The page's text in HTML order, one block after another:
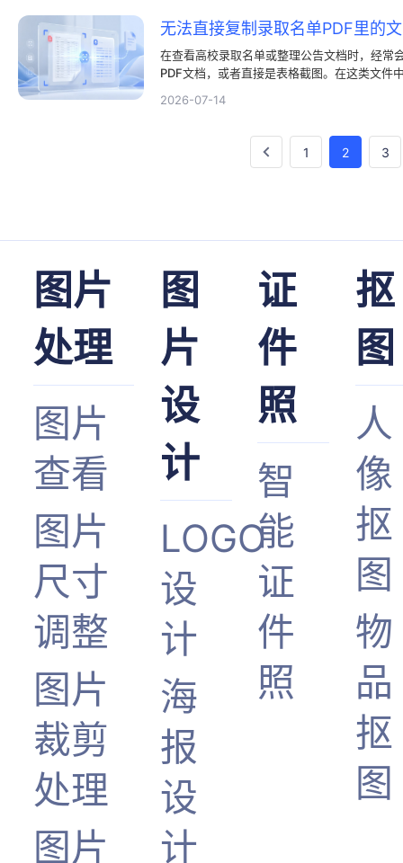
在查看高校录取名单或整理公告文档时，经常
PDF文档，或者直接是表格截图。在这类文件
2026-07-14
1 2 3
图片
处理
图片
查看
图片
尺寸
调整
图片
裁剪
处理
图片
图
片
设
计
LOGO
设
计
海
报
设
计
证
件
照
智
能
证
件
照
抠
图
人
像
抠
图
物
品
抠
图